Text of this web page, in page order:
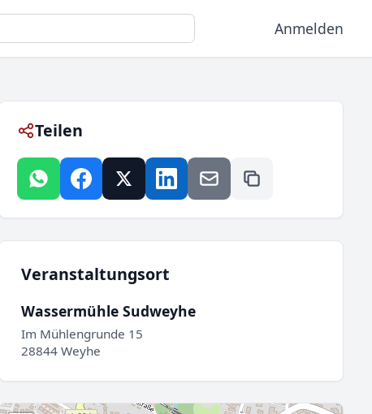
Anmelden
Teilen
Veranstaltungsort
Wassermühle Sudweyhe
Im Mühlengrunde 15
28844 Weyhe